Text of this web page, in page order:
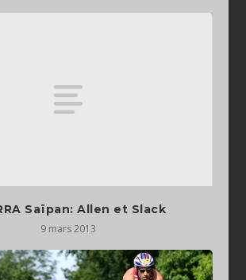
Saïpan: Allen et Slack
9 mars 2013